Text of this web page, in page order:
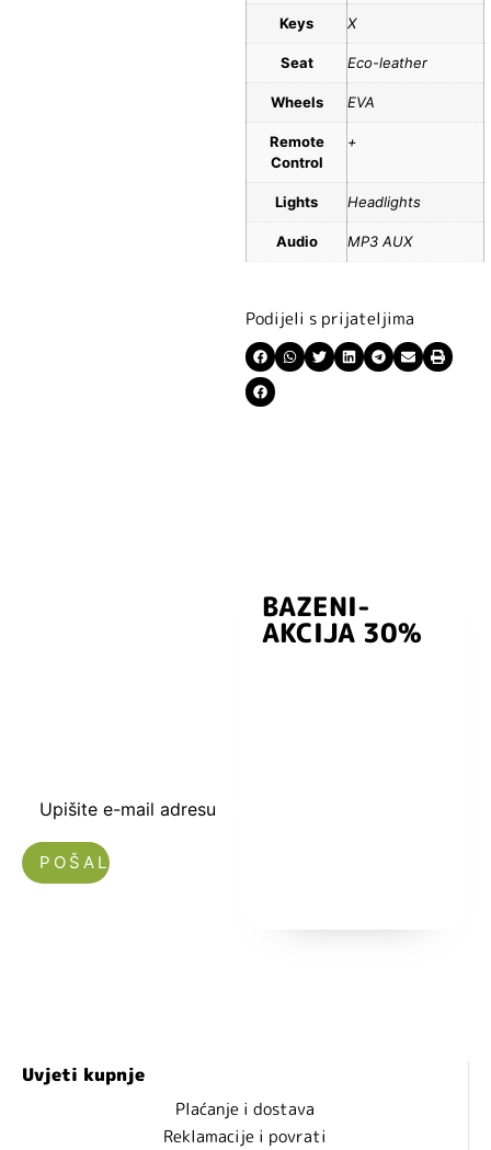
Keys X
Seat Eco-leather
Wheels EVA
Remote
Control
+
Lights Headlights
Audio MP3 AUX
Podijeli s prijateljima
Upišite e-mail adresu
BAZENI-
AKCIJA 30%
Uvjeti kupnje
Plaćanje i dostava
Reklamacije i povrati